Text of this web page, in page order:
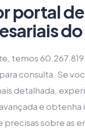
portal
temos
consulta. Se
detalhada,
e obtenha
sobre as